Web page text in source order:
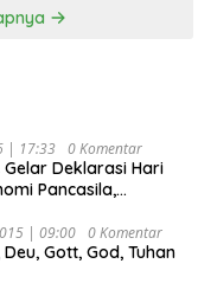
| 17:33 0 Komentar
Deklarasi Hari
Pancasila,
Penjajahan
Politik Indonesia) &
| 09:00 0 Komentar
Gott, God, Tuhan